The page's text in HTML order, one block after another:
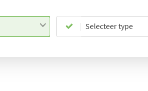
Selecteer type